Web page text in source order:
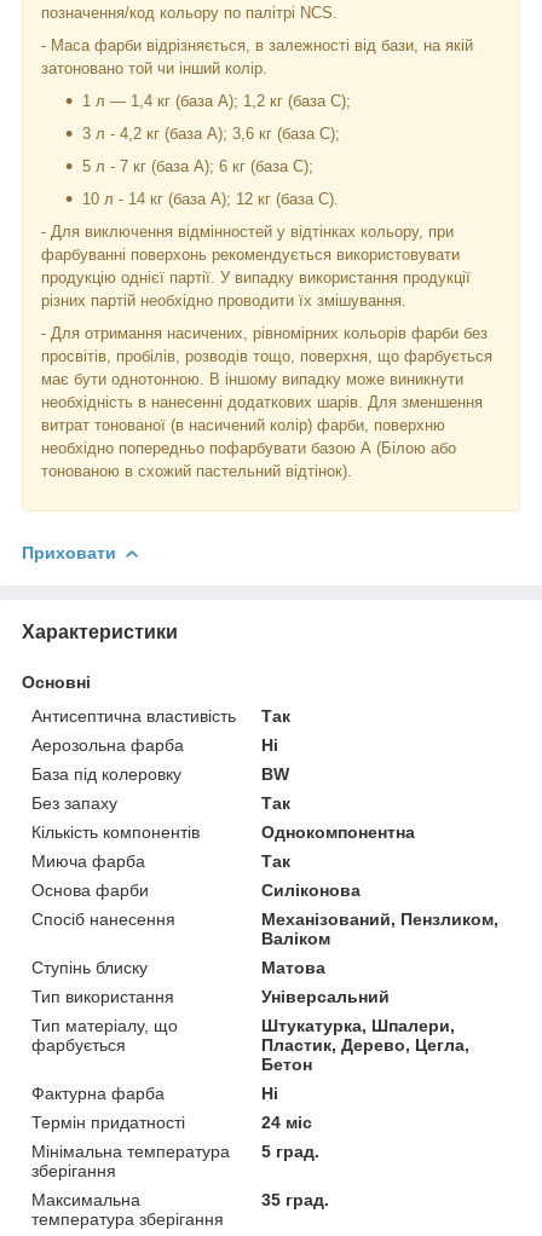
позначення/код кольору по палітрі NCS.
- Маса фарби відрізняється, в залежності від бази, на якій
затоновано той чи інший колір.
1 л — 1,4 кг (база А); 1,2 кг (база С);
3 л - 4,2 кг (база А); 3,6 кг (база C);
5 л - 7 кг (база А); 6 кг (база С);
10 л - 14 кг (база А); 12 кг (база С).
- Для виключення відмінностей у відтінках кольору, при
фарбуванні поверхонь рекомендується використовувати
продукцію однієї партії. У випадку використання продукції
різних партій необхідно проводити їх змішування.
- Для отримання насичених, рівномірних кольорів фарби без
просвітів, пробілів, розводів тощо, поверхня, що фарбується
має бути однотонною. В іншому випадку може виникнути
необхідність в нанесенні додаткових шарів. Для зменшення
витрат тонованої (в насичений колір) фарби, поверхню
необхідно попередньо пофарбувати базою А (Білою або
тонованою в схожий пастельний відтінок).
Приховати
Характеристики
Основні
Антисептична властивість
Так
Аерозольна фарба
Ні
База під колеровку
BW
Без запаху
Так
Кількість компонентів
Однокомпонентна
Миюча фарба
Так
Основа фарби
Силіконова
Спосіб нанесення
Механізований, Пензликом,
Валіком
Ступінь блиску
Матова
Тип використання
Універсальний
Тип матеріалу, що
фарбується
Штукатурка, Шпалери,
Пластик, Дерево, Цегла,
Бетон
Фактурна фарба
Ні
Термін придатності
24 міс
Мінімальна температура
зберігання
5 град.
Максимальна
температура зберігання
35 град.